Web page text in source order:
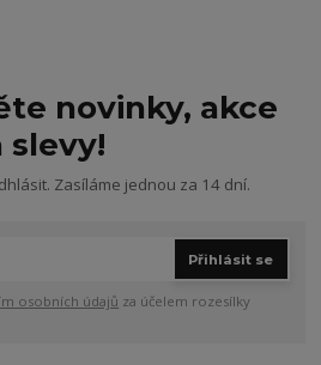
novinky, akce
slevy!
Zasíláme jednou za 14 dní.
Přihlásit se
osobních údajů za účelem rozesílky